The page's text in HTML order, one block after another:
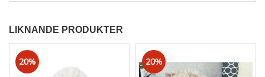
LIKNANDE PRODUKTER
20% 20%